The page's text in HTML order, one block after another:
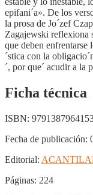
epifani´a». De los
la prosa de Jo´zef
Zagajewski reflexiona
que deben enfrentarse
´stica con la
´, por que´ acudir a la
Ficha técnica
ISBN:
Fecha de publicación:
Editorial:
Páginas: 224